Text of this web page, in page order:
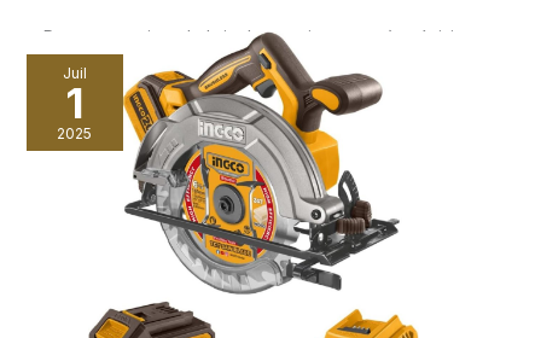
Pour vos projets de bricolage exigeants, où précision et
efficacité sont de mise, la scie sauteuse
Juil
1
2025